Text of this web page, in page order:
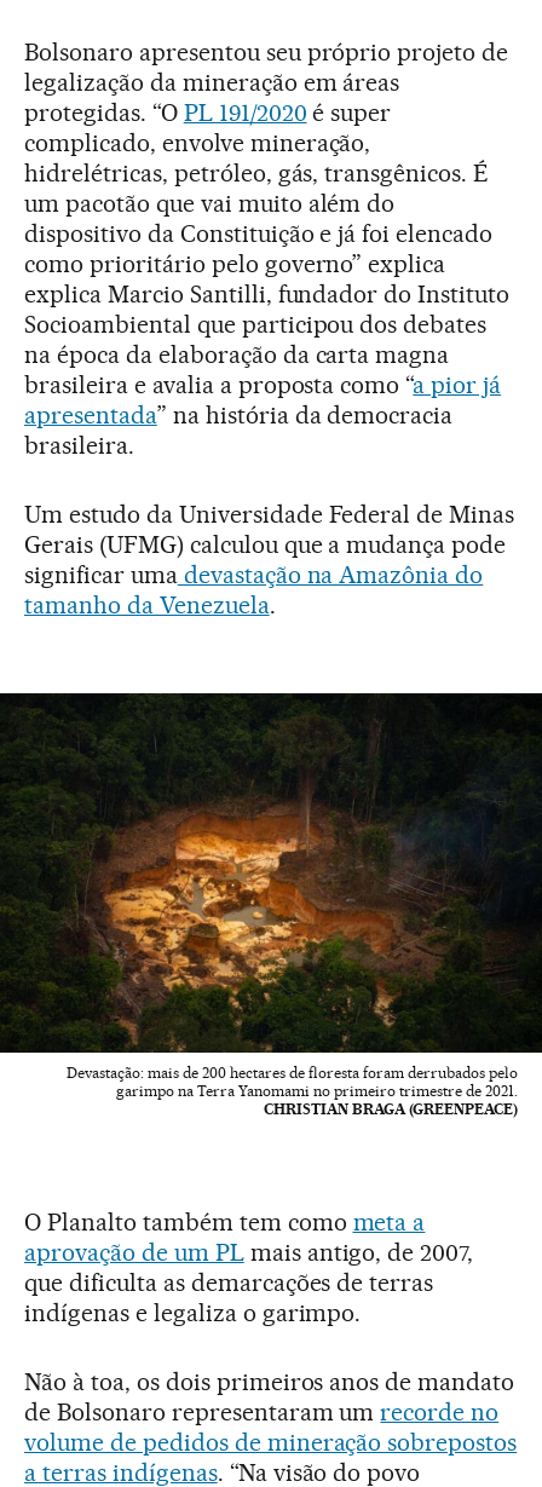
Bolsonaro apresentou seu próprio projeto de
legalização da mineração em áreas
protegidas. “O PL 191/2020 é super
complicado, envolve mineração,
hidrelétricas, petróleo, gás, transgênicos. É
um pacotão que vai muito além do
dispositivo da Constituição e já foi elencado
como prioritário pelo governo” explica
explica Marcio Santilli, fundador do Instituto
Socioambiental que participou dos debates
na época da elaboração da carta magna
brasileira e avalia a proposta como “a pior já
apresentada” na história da democracia
brasileira.
Um estudo da Universidade Federal de Minas
Gerais (UFMG) calculou que a mudança pode
significar umadevastação na Amazônia do
tamanho da Venezuela.
Devastação: mais de 200 hectares de floresta foram derrubados pelo
garimpo na Terra Yanomami no primeiro trimestre de 2021.
CHRISTIAN BRAGA (GREENPEACE)
O Planalto também tem como meta a
aprovação de um PLmais antigo, de 2007,
que dificulta as demarcações de terras
indígenas e legaliza o garimpo.
Não à toa, os dois primeiros anos de mandato
de Bolsonaro representaram umrecorde no
volume de pedidos de mineração sobrepostos
a terras indígenas. “Na visão do povo